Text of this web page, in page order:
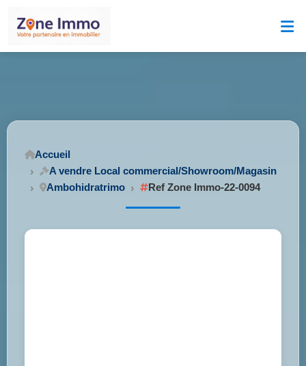
Accueil
A vendre Local commercial/Showroom/Magasin
Ambohidratrimo
Ref Zone Immo-22-0094